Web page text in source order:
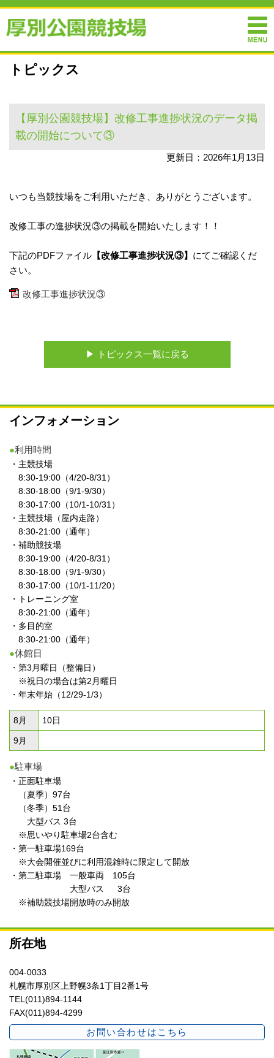
トピックス
【厚別公園競技場】改修工事進捗状況のデータ掲
載の開始について③
更新日：2026年1月13日
いつも当競技場をご利用いただき、ありがとうございます。
改修工事の進捗状況③の掲載を開始いたします！！
下記のPDFファイル 【改修工事進捗状況③】 にてご確認くだ
さい。
改修工事進捗状況③
▶︎ トピックス一覧に戻る
インフォメーション
●利用時間
・主競技場
8:30-19:00（4/20-8/31）
8:30-18:00（9/1-9/30）
8:30-17:00（10/1-10/31）
・主競技場（屋内走路）
8:30-21:00（通年）
・補助競技場
8:30-19:00（4/20-8/31）
8:30-18:00（9/1-9/30）
8:30-17:00（10/1-11/20）
・トレーニング室
8:30-21:00（通年）
・多目的室
8:30-21:00（通年）
●休館日
・第3月曜日（整備日）
※祝日の場合は第2月曜日
・年末年始（12/29-1/3）
8月 10日
9月
●駐車場
・正面駐車場
（夏季）97台
（冬季）51台
大型バス 3台
※思いやり駐車場2台含む
・第一駐車場169台
※大会開催並びに利用混雑時に限定して開放
・第二駐車場 一般車両 105台
大型バス 3台
※補助競技場開放時のみ開放
所在地
004-0033
札幌市厚別区上野幌3条1丁目2番1号
TEL(011)894-1144
FAX(011)894-4299
お問い合わせはこちら